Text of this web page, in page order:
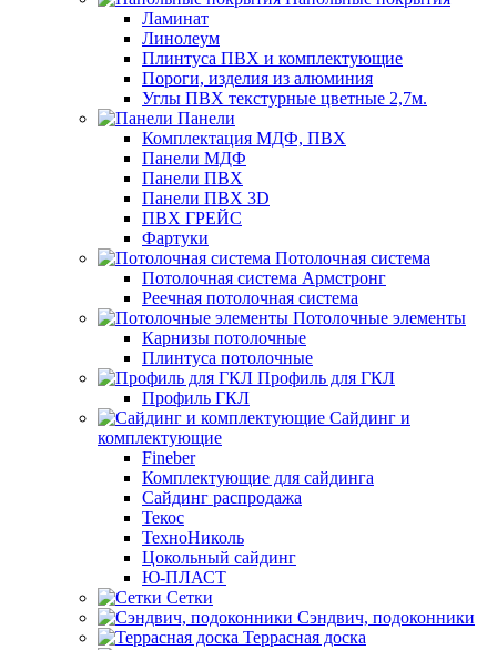
Ламинат
Линолеум
Плинтуса ПВХ и комплектующие
Пороги, изделия из алюминия
Углы ПВХ текстурные цветные 2,7м.
Панели
Комплектация МДФ, ПВХ
Панели МДФ
Панели ПВХ
Панели ПВХ 3D
ПВХ ГРЕЙС
Фартуки
Потолочная система
Потолочная система Армстронг
Реечная потолочная система
Потолочные элементы
Карнизы потолочные
Плинтуса потолочные
Профиль для ГКЛ
Профиль ГКЛ
Сайдинг и
комплектующие
Fineber
Комплектующие для сайдинга
Сайдинг распродажа
Текос
ТехноНиколь
Цокольный сайдинг
Ю-ПЛАСТ
Сетки
Сэндвич, подоконники
Террасная доска